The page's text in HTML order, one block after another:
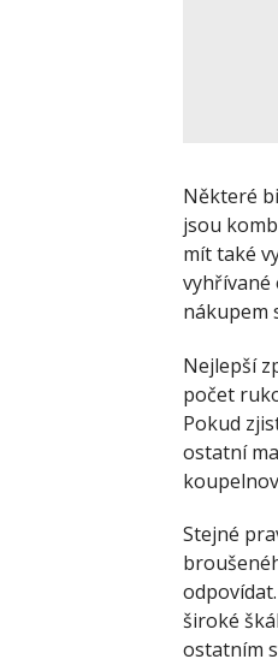
Některé
jsou
mít také
vyhřívané
nákupem
Nejlepší
počet
Pokud
ostatní
Stejné
široké
ostatním